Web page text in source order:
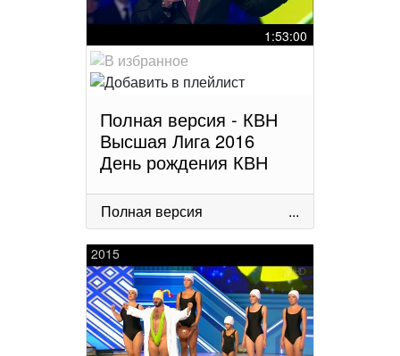
1:53:00
Полная версия - КВН
Высшая Лига 2016
День рождения КВН
Полная версия ...
2015